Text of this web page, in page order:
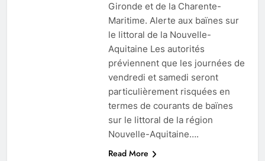
Gironde et de la Charente-
Maritime. Alerte aux baïnes sur
le littoral de la Nouvelle-
Aquitaine Les autorités
préviennent que les journées de
vendredi et samedi seront
particulièrement risquées en
termes de courants de baïnes
sur le littoral de la région
Nouvelle-Aquitaine….
Read More